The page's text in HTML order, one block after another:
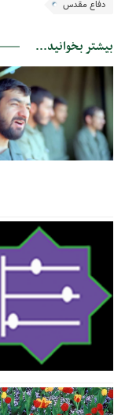
دفاع مقدس
بیشتر بخوانید...